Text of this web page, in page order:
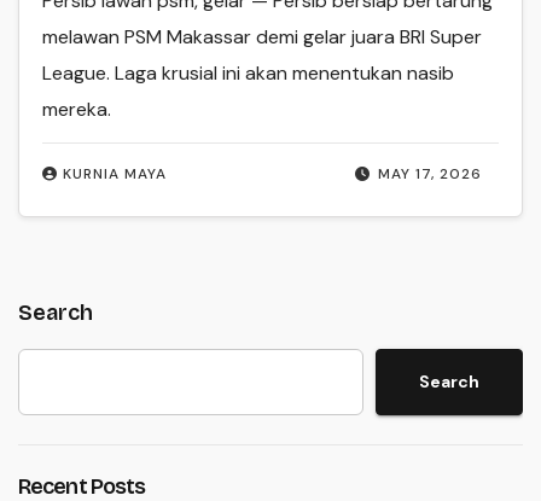
MAY 17, 2026
KURNIA MAYA
melawan PSM Makassar demi gelar juara BRI Super
League. Laga krusial ini akan menentukan nasib
mereka.
Search
Search
Recent Posts